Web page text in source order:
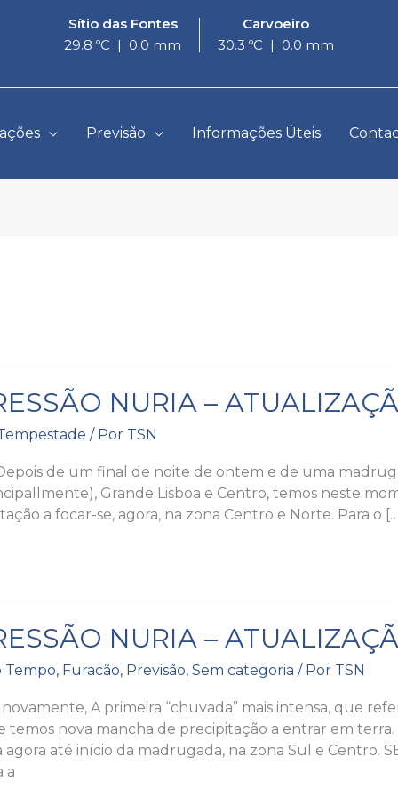
Sítio das Fontes
29.8 ºC | 0.0 mm
Carvoeiro
30.3 ºC | 0.0 mm
Previsão Informações Úteis
NURIA –
/ Por TSN
de um final de noite de ontem e de uma
Grande Lisboa e Centro, temos neste
a focar-se, agora, na zona Centro e Norte. Para o
NURIA –
Tempo, Furacão, Previsão, Sem categoria / Por TSN
A primeira “chuvada” mais intensa, que
temos nova mancha de precipitação a entrar em
agora até início da madrugada, na zona Sul e Centro.
a